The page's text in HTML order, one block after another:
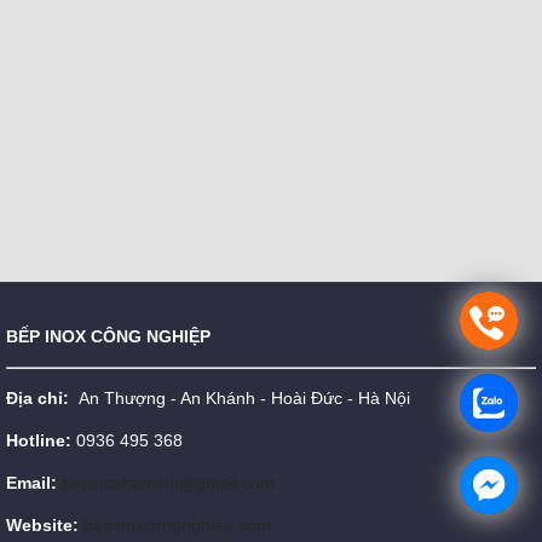
BẾP INOX CÔNG NGHIỆP
Địa chỉ: An Thượng - An Khánh - Hoài Đức - Hà Nội
Hotline: 0936 495 368
Email:
Website: